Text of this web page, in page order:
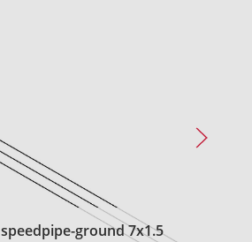
speedpipe-ground 7x1.5